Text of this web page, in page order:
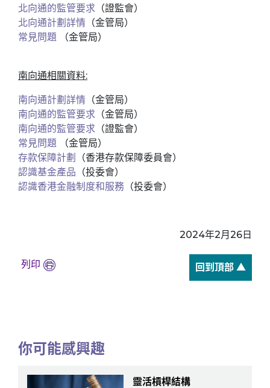
北向通的監管要求 （證監會）
北向通計劃詳情 （金管局）
常見問題
（金管局）
南向通相關資料:
南向通計劃詳情 （金管局）
南向通的監管要求 （金管局）
南向通的監管要求 （證監會）
常見問題
（金管局）
存款保障計劃
（香港存款保障委員會）
認識基金產品 （投委會）
認識香港金融制度和服務 （投委會）
2024年2月26日
列印 回到頂部 ▲
你可能感興趣
靈活槓桿結構